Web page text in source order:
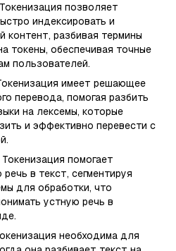
Токенизация позволяет
индексировать и
контент, разбивая термины
токены, обеспечивая точные
пользователей.
имеет решающее
перевода, помогая разбить
на лексемы, которые
и эффективно перевести с
помогает
в текст, сегментируя
для обработки, что
устную речь в
необходима для